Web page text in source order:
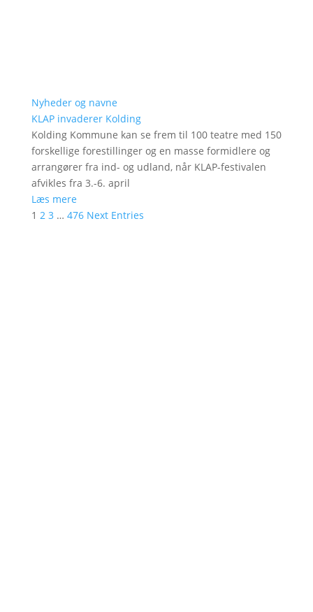
Nyheder og navne
KLAP invaderer Kolding
Kolding Kommune kan se frem til 100 teatre med 150
forskellige forestillinger og en masse formidlere og
arrangører fra ind- og udland, når KLAP-festivalen
afvikles fra 3.-6. april
Læs mere
1 2 3 … 476 Next Entries